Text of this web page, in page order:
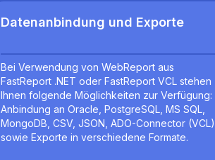
Datenanbindung und Exporte
Bei Verwendung von WebReport aus
FastReport .NET oder FastReport VCL stehen
Ihnen folgende Möglichkeiten zur Verfügung:
Anbindung an Oracle, PostgreSQL, MS SQL,
MongoDB, CSV, JSON, ADO-Connector (VCL)
sowie Exporte in verschiedene Formate.